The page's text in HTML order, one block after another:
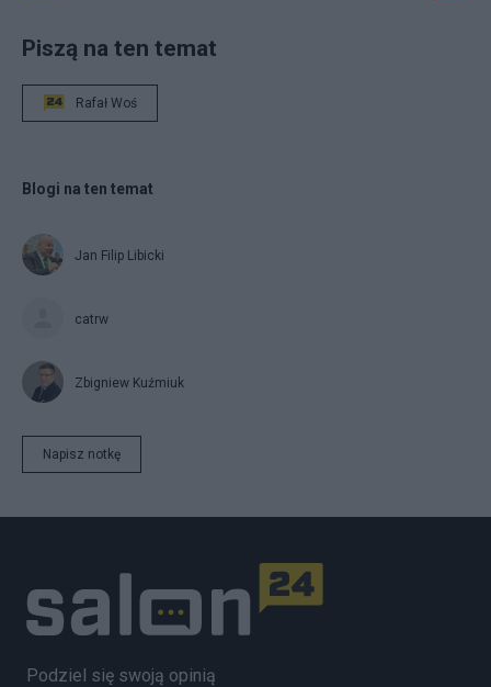
Piszą na ten temat
Rafał Woś
Blogi na ten temat
Jan Filip Libicki
catrw
Zbigniew Kuźmiuk
Napisz notkę
Podziel się swoją opinią